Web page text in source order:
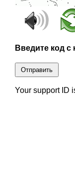
Введите код с
Отправить
Your support ID